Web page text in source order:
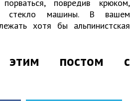
повредив крюком,
стекло машины. В вашем
хотя бы альпинистская
этим постом с